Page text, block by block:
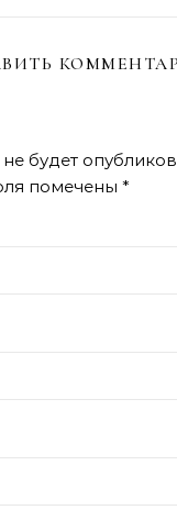
будет
помечены *